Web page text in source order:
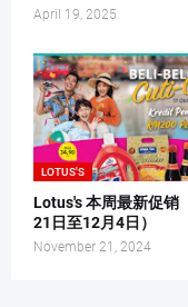
April 19, 2025
LOTUS'S
Lotus's 本周最新促销
21日至12月4日）
November 21, 2024